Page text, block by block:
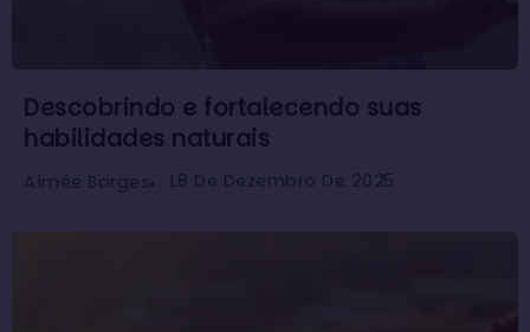
Descobrindo e fortalecendo suas
habilidades naturais
Aimée Borges 18 De Dezembro De 2025